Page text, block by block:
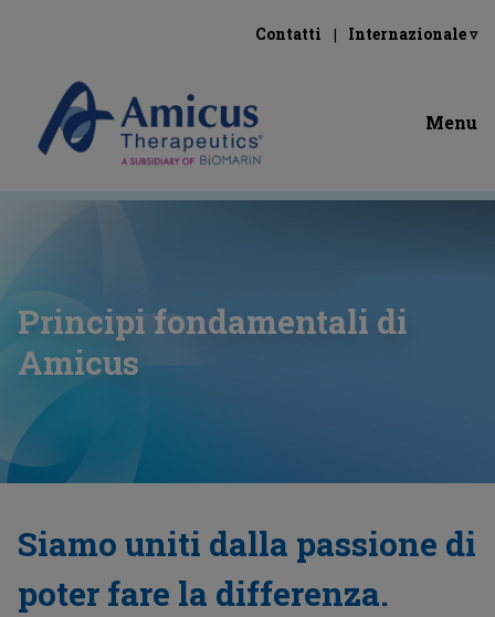
Contatti Internazionale ▿
Menu
Principi fondamentali di
Amicus
Siamo uniti dalla passione di
poter fare la differenza.